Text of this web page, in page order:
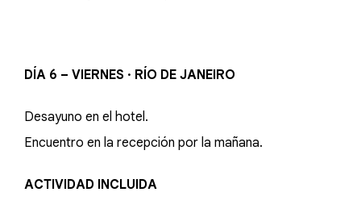
DÍA 6 – VIERNES · RÍO DE JANEIRO
Desayuno en el hotel.
Encuentro en la recepción por la mañana.
ACTIVIDAD INCLUIDA